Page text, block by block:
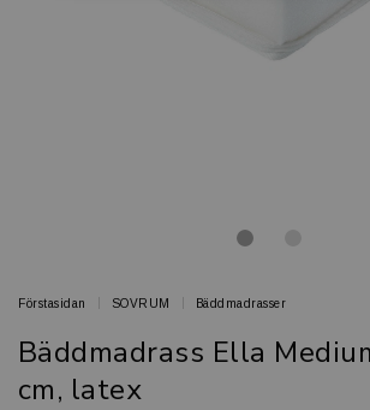
Förstasidan SOVRUM Bäddmadrasser
Bäddmadrass Ella
cm, latex